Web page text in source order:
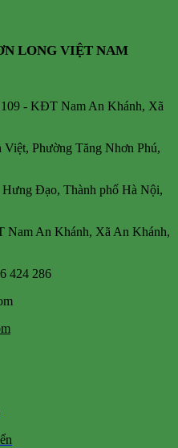
LONG VIỆT NAM
- KĐT Nam An Khánh, Xã
Việt, Phường Tăng Nhơn Phú,
Đạo, Thành phố Hà Nội,
Nam An Khánh, Xã An Khánh,
424 286